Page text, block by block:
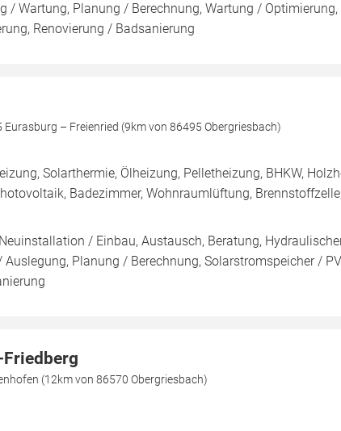
/ Wartung, Planung / Berechnung, Wartung /
Renovierung / Badsanierung
Eurasburg – Freienried (9km von 86495 Obergriesbach)
Solarthermie, Ölheizung, Pelletheizung, BHKW,
Badezimmer, Wohnraumlüftung,
/ Einbau, Austausch, Beratung,
Planung / Berechnung, Solarstromspeicher /
(12km von 86570 Obergriesbach)